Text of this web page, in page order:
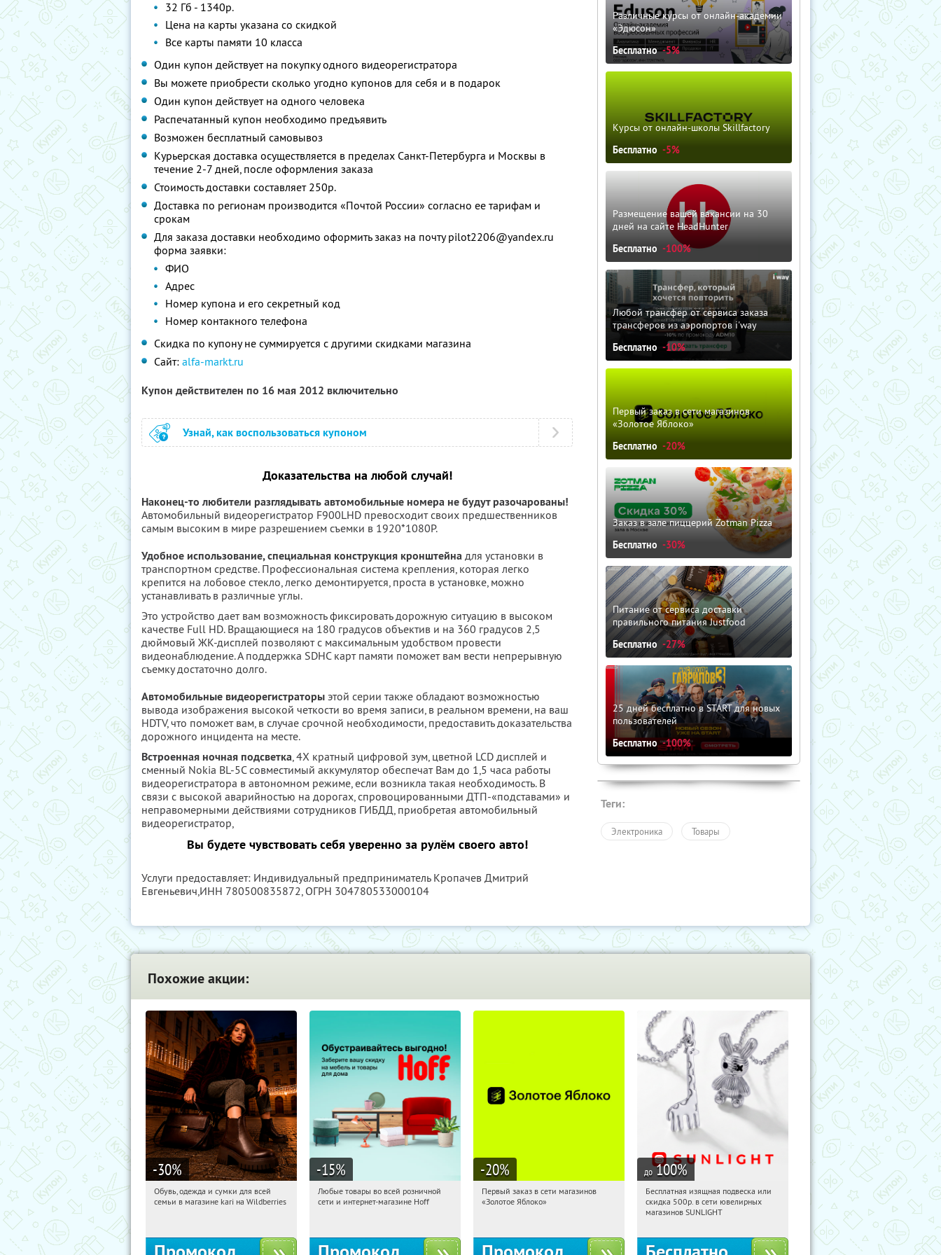
32 Гб - 1340р.
Цена на карты указана со скидкой
Все карты памяти 10 класса
Один купон действует на покупку одного видеорегистратора
Вы можете приобрести сколько угодно купонов для себя и в подарок
Один купон действует на одного человека
Распечатанный купон необходимо предъявить
Возможен бесплатный самовывоз
Курьерская доставка осуществляется в пределах Санкт-Петербурга и Москвы в
течение 2-7 дней, после оформления заказа
Стоимость доставки составляет 250р.
Доставка по регионам производится «Почтой России» согласно ее тарифам и
срокам
Для заказа доставки необходимо оформить заказ на почту pilot2206@yandex.ru
форма заявки:
ФИО
Адрес
Номер купона и его секретный код
Номер контакного телефона
Скидка по купону не суммируется с другими скидками магазина
Сайт: alfa-markt.ru
Купон действителен по 16 мая 2012 включительно
Узнай, как воспользоваться купоном
Доказательства на любой случай!
Наконец-то любители разглядывать автомобильные номера не будут разочарованы!
Автомобильный видеорегистратор F900LHD превосходит своих предшественников
самым высоким в мире разрешением съемки в 1920*1080P.
Удобное использование, специальная конструкция кронштейна для установки в
транспортном средстве. Профессиональная система крепления, которая легко
крепится на лобовое стекло, легко демонтируется, проста в установке, можно
устанавливать в различные углы.
Это устройство дает вам возможность фиксировать дорожную ситуацию в высоком
качестве Full HD. Вращающиеся на 180 градусов объектив и на 360 градусов 2,5
дюймовый ЖК-дисплей позволяют с максимальным удобством провести
видеонаблюдение. А поддержка SDHC карт памяти поможет вам вести непрерывную
съемку достаточно долго.
Автомобильные видеорегистраторы этой серии также обладают возможностью
вывода изображения высокой четкости во время записи, в реальном времени, на ваш
HDTV, что поможет вам, в случае срочной необходимости, предоставить доказательства
дорожного инцидента на месте.
Встроенная ночная подсветка, 4X кратный цифровой зум, цветной LCD дисплей и
сменный Nokia BL-5C совместимый аккумулятор обеспечат Вам до 1,5 часа работы
видеорегистратора в автономном режиме, если возникла такая необходимость. В
связи с высокой аварийностью на дорогах, спровоцированными ДТП-«подставами» и
неправомерными действиями сотрудников ГИБДД, приобретая автомобильный
видеорегистратор,
Вы будете чувствовать себя уверенно за рулём своего авто!
Услуги предоставляет: Индивидуальный предприниматель Кропачев Дмитрий
Евгеньевич,ИНН 780500835872, ОГРН 304780533000104
Различные курсы от онлайн-академии
«Эдюсон»
Бесплатно -5%
Курсы от онлайн-школы Skillfactory
Бесплатно -5%
Размещение вашей вакансии на 30
дней на сайте HeadHunter
Бесплатно -100%
Любой трансфер от сервиса заказа
трансферов из аэропортов i'way
Бесплатно -10%
Первый заказ в сети магазинов
«Золотое Яблоко»
Бесплатно -20%
Заказ в зале пиццерий Zotman Pizza
Бесплатно -30%
Питание от сервиса доставки
правильного питания Justfood
Бесплатно -27%
25 дней бесплатно в START для новых
пользователей
Бесплатно -100%
Теги:
Электроника Товары
Похожие акции:
-30%
22:22:54 Получили:
Обувь, одежда и сумки для всей
семьи в магазине kari на Wildberries
-15%
22:22:54 Получили:
Любые товары во всей розничной
сети и интернет-магазине Hoff
-20%
22:22:54
Получи первым!
Первый заказ в сети магазинов
«Золотое Яблоко»
до 100%
22:22:54 Получили:
Россия
Бесплатная изящная подвеска или
скидка 500р. в сети ювелирных
магазинов SUNLIGHT